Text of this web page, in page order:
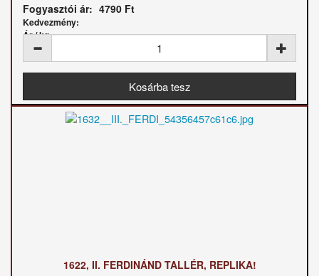
Fogyasztói ár: 4790 Ft
Kedvezmény:
Ár / kg:
1622, II. FERDINÁND TALLÉR, REPLIKA!